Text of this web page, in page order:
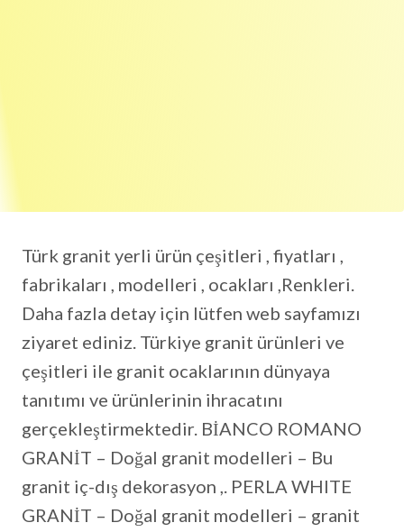
Türk granit yerli ürün çeşitleri , fiyatları ,
fabrikaları , modelleri , ocakları ,Renkleri.
Daha fazla detay için lütfen web sayfamızı
ziyaret ediniz. Türkiye granit ürünleri ve
çeşitleri ile granit ocaklarının dünyaya
tanıtımı ve ürünlerinin ihracatını
gerçekleştirmektedir. BİANCO ROMANO
GRANİT – Doğal granit modelleri – Bu
granit iç-dış dekorasyon ,. PERLA WHITE
GRANİT – Doğal granit modelleri – granit